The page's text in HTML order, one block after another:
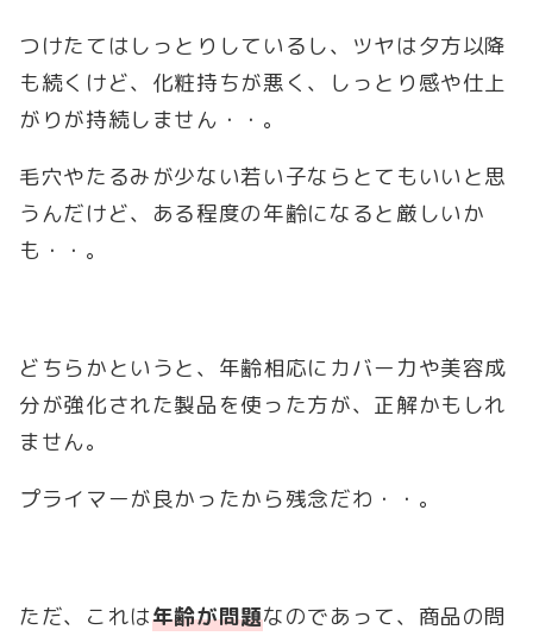
つけたてはしっとりしているし、ツヤは夕方以降
も続くけど、化粧持ちが悪く、しっとり感や仕上
がりが持続しません・・。
毛穴やたるみが少ない若い子ならとてもいいと思
うんだけど、ある程度の年齢になると厳しいか
も・・。
どちらかというと、年齢相応にカバー力や美容成
分が強化された製品を使った方が、正解かもしれ
ません。
プライマーが良かったから残念だわ・・。
ただ、これは年齢が問題なのであって、商品の問